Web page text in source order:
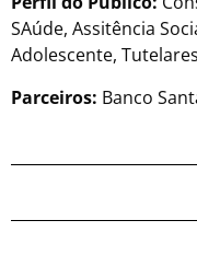
SAúde, Assitência
Adolescente, Tutelares
Parceiros: Banco